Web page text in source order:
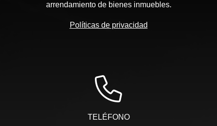
arrendamiento de bienes inmuebles.
Políticas de privacidad
TELÉFONO